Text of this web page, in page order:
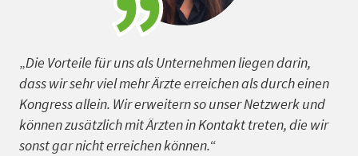
„Die Vorteile für uns als Unternehmen liegen darin,
dass wir sehr viel mehr Ärzte erreichen als durch einen
Kongress allein. Wir erweitern so unser Netzwerk und
können zusätzlich mit Ärzten in Kontakt treten, die wir
sonst gar nicht erreichen können.“